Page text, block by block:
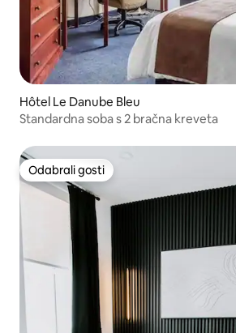
Hôtel Le Danube Bleu
Standardna soba s 2 bračna kreveta
Odabrali gosti
Odabrali gosti